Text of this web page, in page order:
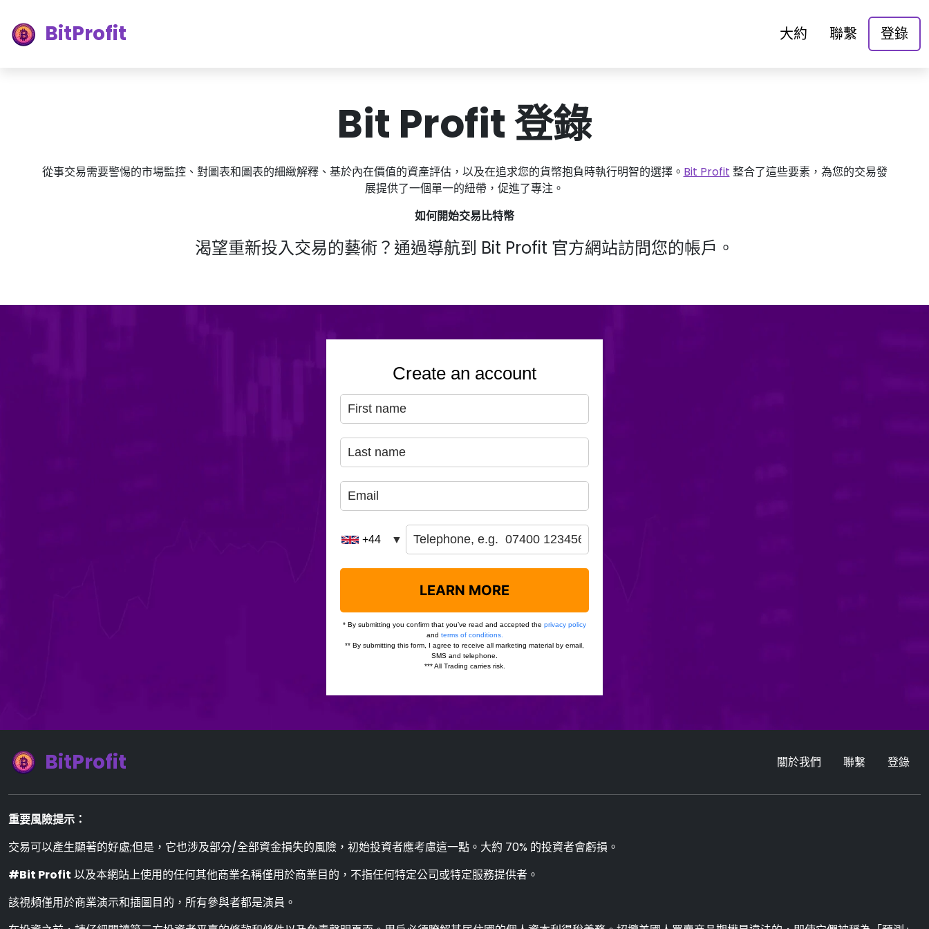
BitProfit 大約 聯繫 登錄
Bit Profit 登錄
從事交易需要警惕的市場監控、對圖表和圖表的細緻解釋、基於內在價值的資產評估，以及在追求您的貨幣抱負時執行明智的選擇。 Bit Profit 整合了這些要素，為您的交易發
展提供了一個單一的紐帶，促進了專注。
如何開始交易比特幣
渴望重新投入交易的藝術？通過導航到 Bit Profit 官方網站訪問您的帳戶。
BitProfit 關於我們 聯繫 登錄
重要風險提示：
交易可以產生顯著的好處;但是，它也涉及部分/全部資金損失的風險，初始投資者應考慮這一點。大約 70% 的投資者會虧損。
#Bit Profit 以及本網站上使用的任何其他商業名稱僅用於商業目的，不指任何特定公司或特定服務提供者。
該視頻僅用於商業演示和插圖目的，所有參與者都是演員。